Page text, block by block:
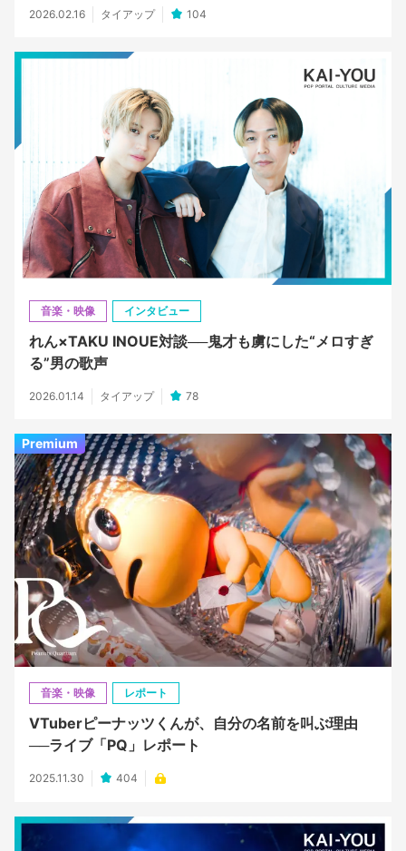
2026.02.16 タイアップ 104
音楽・映像 インタビュー
れん×TAKU INOUE対談──鬼才も虜にした“メロすぎ
る”男の歌声
2026.01.14 タイアップ 78
Premium
音楽・映像 レポート
VTuberピーナッツくんが、自分の名前を叫ぶ理由
──ライブ「PQ」レポート
2025.11.30 404